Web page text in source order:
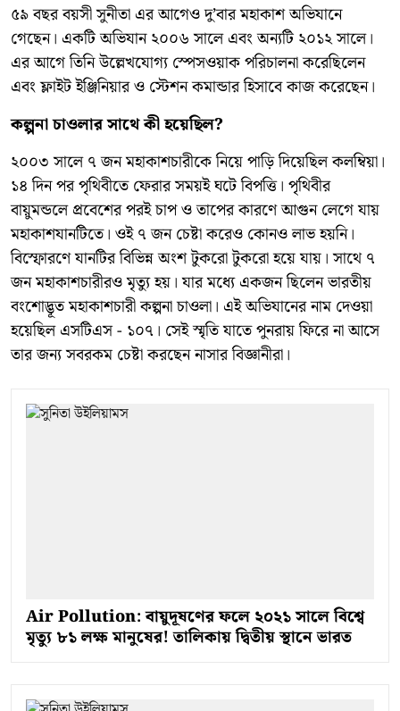
৫৯ বছর বয়সী সুনীতা এর আগেও দু’বার মহাকাশ অভিযানে
গেছেন। একটি অভিযান ২০০৬ সালে এবং অন্যটি ২০১২ সালে।
এর আগে তিনি উল্লেখযোগ্য স্পেসওয়াক পরিচালনা করেছিলেন
এবং ফ্লাইট ইঞ্জিনিয়ার ও স্টেশন কমান্ডার হিসাবে কাজ করেছেন।
কল্পনা চাওলার সাথে কী হয়েছিল?
২০০৩ সালে ৭ জন মহাকাশচারীকে নিয়ে পাড়ি দিয়েছিল কলম্বিয়া।
১৪ দিন পর পৃথিবীতে ফেরার সময়ই ঘটে বিপত্তি। পৃথিবীর
বায়ুমন্ডলে প্রবেশের পরই চাপ ও তাপের কারণে আগুন লেগে যায়
মহাকাশযানটিতে। ওই ৭ জন চেষ্টা করেও কোনও লাভ হয়নি।
বিস্ফোরণে যানটির বিভিন্ন অংশ টুকরো টুকরো হয়ে যায়। সাথে ৭
জন মহাকাশচারীরও মৃত্যু হয়। যার মধ্যে একজন ছিলেন ভারতীয়
বংশোদ্ভূত মহাকাশচারী কল্পনা চাওলা। এই অভিযানের নাম দেওয়া
হয়েছিল এসটিএস - ১০৭। সেই স্মৃতি যাতে পুনরায় ফিরে না আসে
তার জন্য সবরকম চেষ্টা করছেন নাসার বিজ্ঞানীরা।
Air Pollution: বায়ুদূষণের ফলে ২০২১ সালে বিশ্বে
মৃত্যু ৮১ লক্ষ মানুষের! তালিকায় দ্বিতীয় স্থানে ভারত